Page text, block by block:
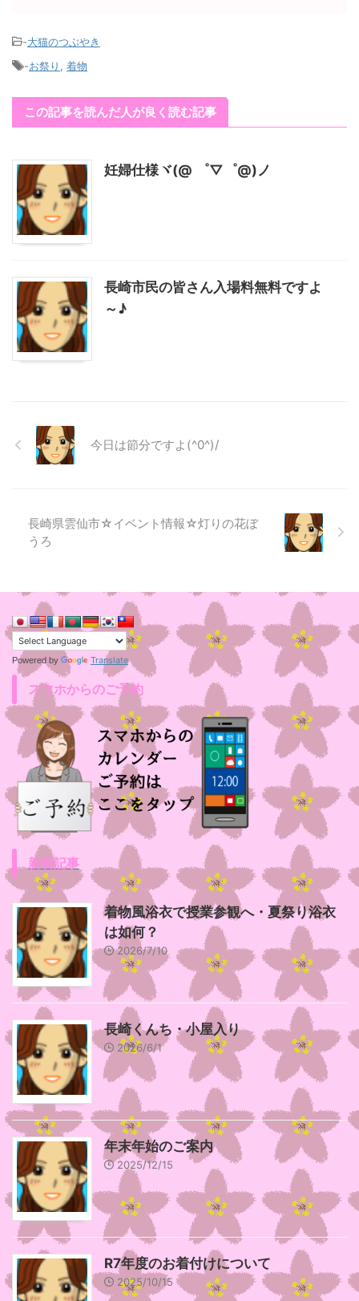
-大猫のつぶやき
-お祭り 着物
この記事を読んだ人が良く読む記事
妊婦仕様ヾ(@ ゜▽゜@)ノ
長崎市民の皆さん入場料無料ですよ
～♪
今日は節分ですよ(^0^)/
長崎県雲仙市☆イベント情報☆灯りの花ぼ
うろ
Powered by Translate
スマホからのご予約
新着記事
着物風浴衣で授業参観へ・夏祭り浴衣
は如何？
2026/7/10
長崎くんち・小屋入り
2026/6/1
年末年始のご案内
2025/12/15
R7年度のお着付けについて
2025/10/15